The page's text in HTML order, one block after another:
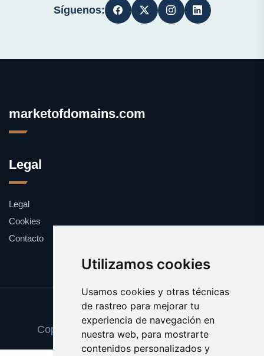
Utilizamos cookies
Usamos cookies y otras técnicas
de rastreo para mejorar tu
experiencia de navegación en
nuestra web, para mostrarte
contenidos personalizados y
Síguenos:
marketofdomains.com
Legal
Legal
Cookies
Contacto
Update cookies preferences
Copyright © 2025 marketofdomains.com